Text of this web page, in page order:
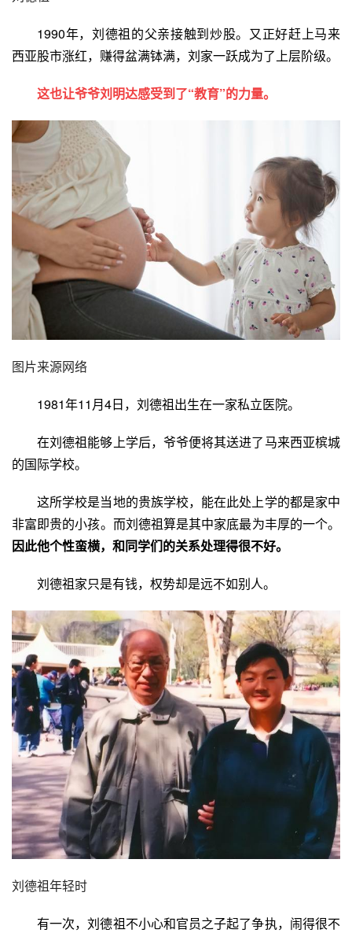
1990年，刘德祖的父亲接触到炒股。又正好赶上马来
西亚股市涨红，赚得盆满钵满，刘家一跃成为了上层阶级。
这也让爷爷刘明达感受到了“教育”的力量。
图片来源网络
1981年11月4日，刘德祖出生在一家私立医院。
在刘德祖能够上学后，爷爷便将其送进了马来西亚槟城
的国际学校。
这所学校是当地的贵族学校，能在此处上学的都是家中
非富即贵的小孩。而刘德祖算是其中家底最为丰厚的一个。
因此他个性蛮横，和同学们的关系处理得很不好。
刘德祖家只是有钱，权势却是远不如别人。
刘德祖年轻时
有一次，刘德祖不小心和官员之子起了争执，闹得很不